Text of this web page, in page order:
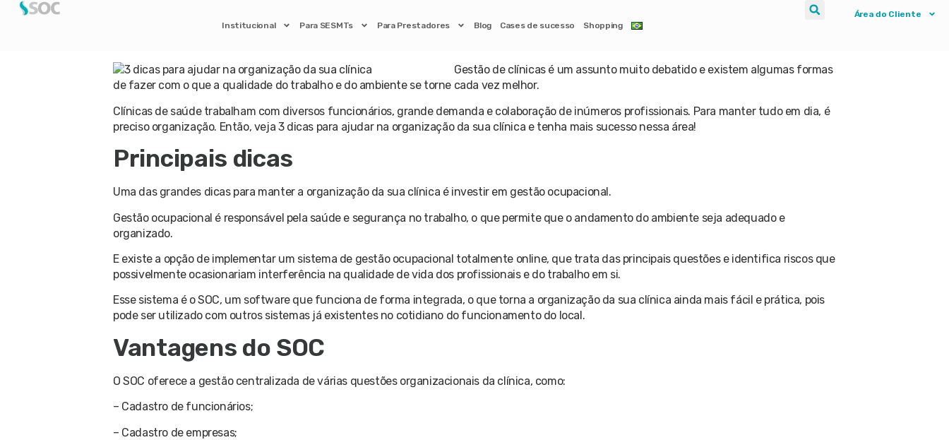
Institucional Para SESMTs Para Prestadores Blog Cases de sucesso Shopping
Área do Cliente
Deseja melhorar a organização da sua clínica? Nesta publicação, você vai encontrar algumas dicas de como pode fazer isso e como essa
Gestão de clínicas é um assunto muito debatido e existem algumas formas
de fazer com o que a qualidade do trabalho e do ambiente se torne cada vez melhor.
Clínicas de saúde trabalham com diversos funcionários, grande demanda e colaboração de inúmeros profissionais. Para manter tudo em dia, é
preciso organização. Então, veja 3 dicas para ajudar na organização da sua clínica e tenha mais sucesso nessa área!
Principais dicas
Uma das grandes dicas para manter a organização da sua clínica é investir em gestão ocupacional.
Gestão ocupacional é responsável pela saúde e segurança no trabalho, o que permite que o andamento do ambiente seja adequado e
organizado.
E existe a opção de implementar um sistema de gestão ocupacional totalmente online, que trata das principais questões e identifica riscos que
possivelmente ocasionariam interferência na qualidade de vida dos profissionais e do trabalho em si.
Esse sistema é o SOC, um software que funciona de forma integrada, o que torna a organização da sua clínica ainda mais fácil e prática, pois
pode ser utilizado com outros sistemas já existentes no cotidiano do funcionamento do local.
Vantagens do SOC
O SOC oferece a gestão centralizada de várias questões organizacionais da clínica, como:
– Cadastro de funcionários;
– Cadastro de empresas;